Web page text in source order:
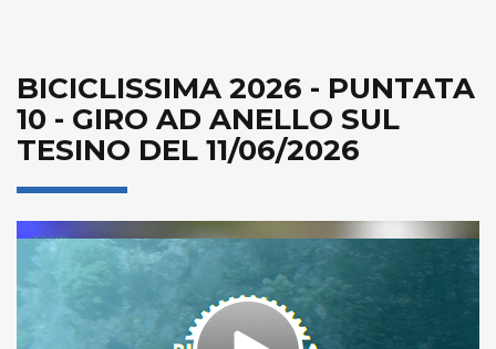
BICICLISSIMA 2026 - PUNTATA
10 - GIRO AD ANELLO SUL
TESINO DEL 11/06/2026